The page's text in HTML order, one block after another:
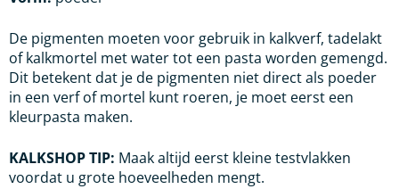
De pigmenten moeten voor gebruik in kalkverf, tadelakt
of kalkmortel met water tot een pasta worden gemengd.
Dit betekent dat je de pigmenten niet direct als poeder
in een verf of mortel kunt roeren, je moet eerst een
kleurpasta maken.
KALKSHOP TIP: Maak altijd eerst kleine testvlakken
voordat u grote hoeveelheden mengt.